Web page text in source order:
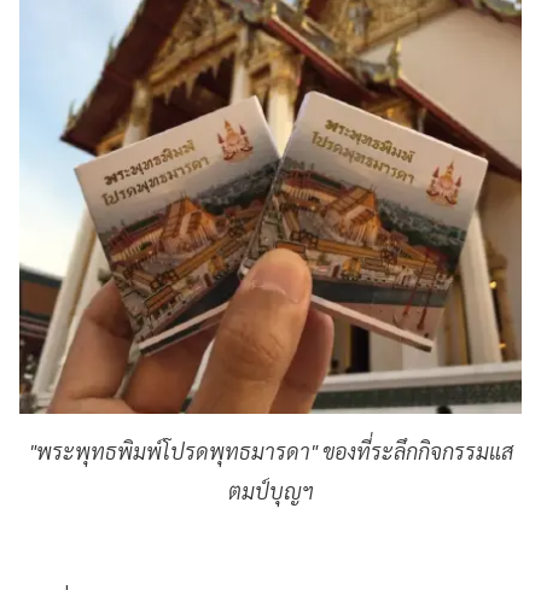
"พระพุทธพิมพ์โปรดพุทธมารดา" ของที่ระลึกกิจกรรมแส
ตมป์บุญฯ